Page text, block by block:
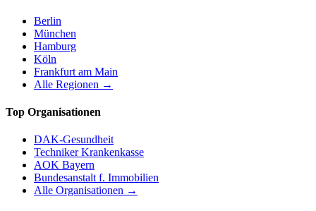
Berlin
München
Hamburg
Köln
Frankfurt am Main
Alle Regionen →
Top Organisationen
DAK-Gesundheit
Techniker Krankenkasse
AOK Bayern
Bundesanstalt f. Immobilien
Alle Organisationen →